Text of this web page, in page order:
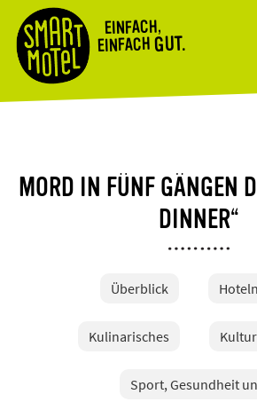
EINFACH,
EINFACH GUT.
MORD IN FÜNF GÄNGEN
DINNER“
Überblick
Kulinarisches
Sport, Gesundheit